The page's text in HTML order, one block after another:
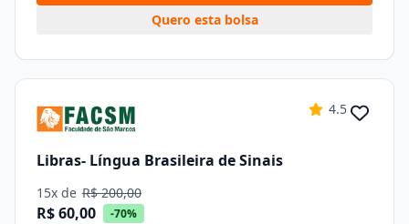
Quero esta bolsa
4.5
Libras- Língua Brasileira de Sinais
15x de R$ 200,00
R$ 60,00 -70%